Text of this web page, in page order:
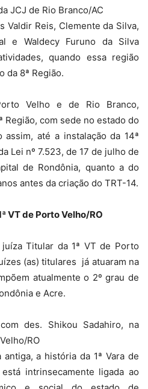
JCJ de Rio Branco/AC
Valdir Reis, Clemente da Silva,
e Waldecy Furuno da Silva
quando essa região
da 8ª Região.
Velho e de Rio Branco,
Região, com sede no estado do
assim, até a instalação da 14ª
Lei nº 7.523, de 17 de julho de
de Rondônia, quanto a do
antes da criação do TRT-14.
VT de Porto Velho/RO
Titular da 1ª VT de Porto
(as) titulares já atuaram na
atualmente o 2º grau de
e Acre.
des. Shikou Sadahiro, na
RO
a história da 1ª Vara de
intrinsecamente ligada ao